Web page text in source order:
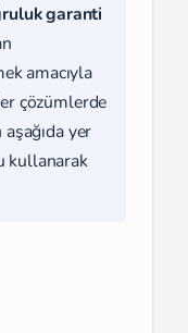
garanti
amacıyla
çözümlerde
yer
kullanarak